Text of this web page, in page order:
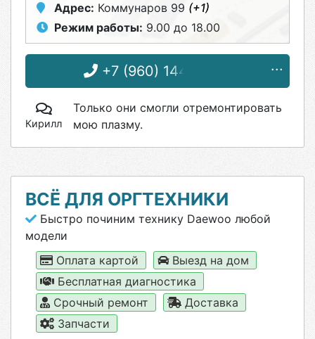
Адрес: Коммунаров 99 (+1)
Режим работы: 9.00 до 18.00
+7 (960) 144-75-91
Кирилл
Только они смогли отремонтировать
мою плазму.
ВСЁ ДЛЯ ОРГТЕХНИКИ
Быстро починим технику Daewoo любой
модели
Оплата картой
Выезд на дом
Бесплатная диагностика
Срочный ремонт
Доставка
Запчасти